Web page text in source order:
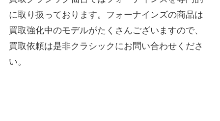
に取り扱っております。フォーナインズの商品は
買取強化中のモデルがたくさんございますので、
買取依頼は是非クラシックにお問い合わせくださ
い。